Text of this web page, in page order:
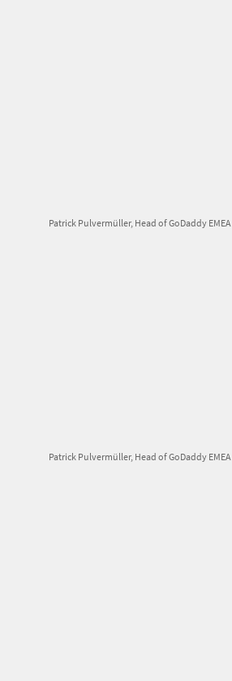
Patrick Pulvermüller, Head of GoDaddy EMEA
Patrick Pulvermüller, Head of GoDaddy EMEA